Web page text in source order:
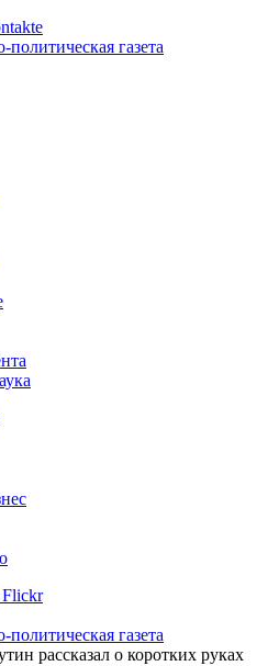
Flickr
рассказал о коротких руках